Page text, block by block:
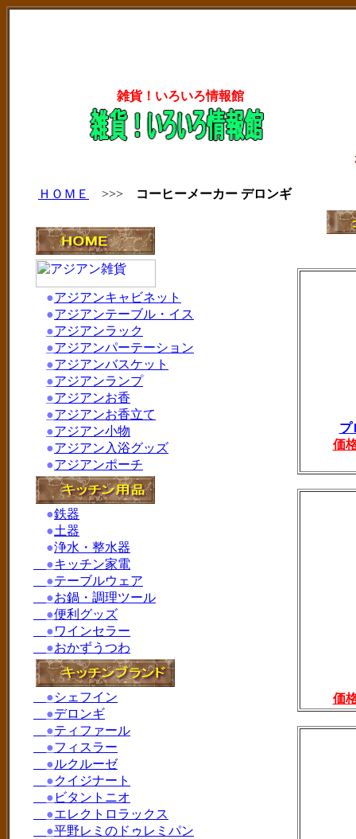
雑貨！いろいろ情報館
ＨＯＭＥ >>> コーヒーメーカー デロンギ
プ
価
価
●アジアンキャビネット
●アジアンテーブル・イス
●アジアンラック
●アジアンパーテーション
●アジアンバスケット
●アジアンランプ
●アジアンお香
●アジアンお香立て
●アジアン小物
●アジアン入浴グッズ
●アジアンポーチ
●鉄器
●土器
●浄水・整水器
●キッチン家電
●テーブルウェア
●お鍋・調理ツール
●便利グッズ
●ワインセラー
●おかずうつわ
●シェフイン
●デロンギ
●ティファール
●フィスラー
●ルクルーゼ
●クイジナート
● ビタントニオ
●エレクトロラックス
●平野レミのドゥレミパン